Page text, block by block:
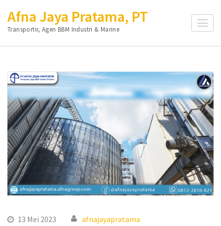
ke
konten
(Tekan
Afna Jaya Pratama, PT
Transportir, Agen BBM Industri & Marine
13 Mei 2023 afnajayapratama